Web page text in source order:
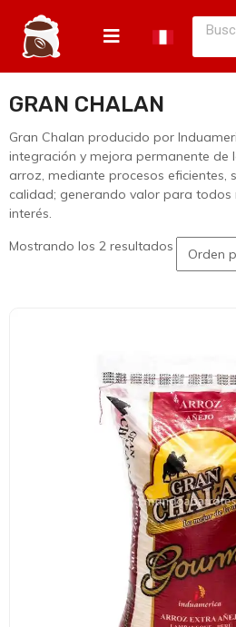
GRAN CHALAN
Gran Chalan producido por
integración y mejora permanente de
arroz, mediante procesos eficientes,
calidad; generando valor para todos
interés.
Mostrando los 2 resultados